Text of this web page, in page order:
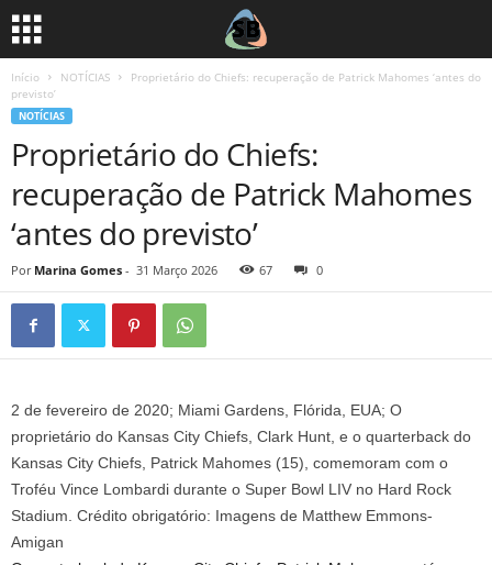
Início NOTÍCIAS
Proprietário do Chiefs: recuperação de Patrick Mahomes ‘antes do
previsto’
NOTÍCIAS
Proprietário do Chiefs:
recuperação de Patrick Mahomes
‘antes do previsto’
Por Marina Gomes - 31 Março 2026 67 0
2 de fevereiro de 2020; Miami Gardens, Flórida, EUA; O
proprietário do Kansas City Chiefs, Clark Hunt, e o quarterback do
Kansas City Chiefs, Patrick Mahomes (15), comemoram com o
Troféu Vince Lombardi durante o Super Bowl LIV no Hard Rock
Stadium. Crédito obrigatório: Imagens de Matthew Emmons-
Amigan